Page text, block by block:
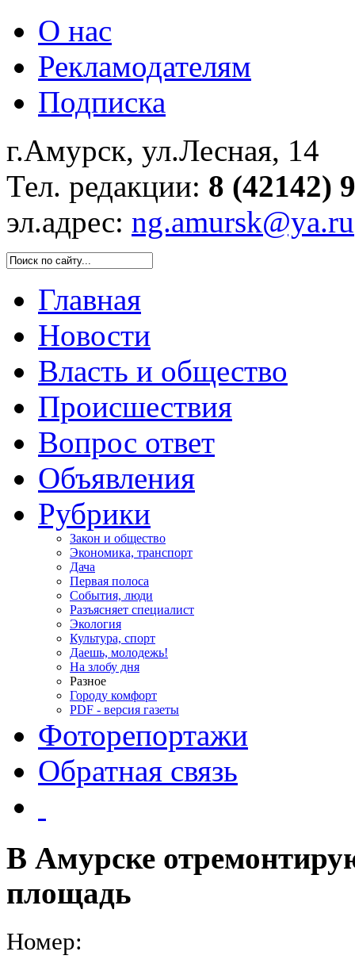
О нас
Рекламодателям
Подписка
г.Амурск, ул.Лесная, 14
Тел. редакции: 8 (42142)
эл.адрес: ng.amursk@ya.ru
Главная
Новости
Власть и общество
Происшествия
Вопрос ответ
Объявления
Рубрики
Закон и общество
Экономика, транспорт
Дача
Первая полоса
События, люди
Разъясняет специалист
Экология
Культура, спорт
Даешь, молодежь!
На злобу дня
Разное
Городу комфорт
PDF - версия газеты
Фоторепортажи
Обратная связь
В Амурске
площадь
Номер: